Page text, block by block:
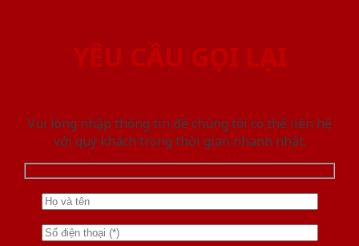
YÊU CẦU GỌI LẠI
Vui lòng nhập thông tin để chúng tôi có thể liên hệ
với quý khách trong thời gian nhanh nhất.